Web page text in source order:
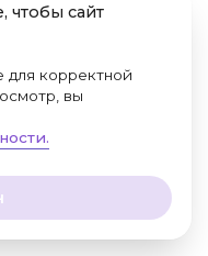
sales-request
realty/
park/flats/
чтобы сайт
корректной
вы